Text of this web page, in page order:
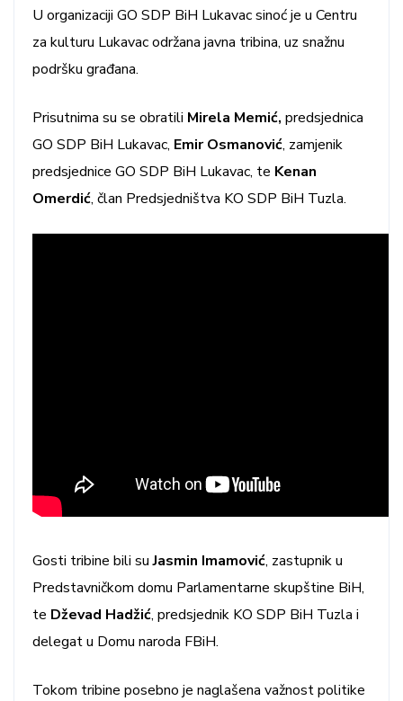
U organizaciji GO SDP BiH Lukavac sinoć je u Centru
za kulturu Lukavac održana javna tribina, uz snažnu
podršku građana.
Prisutnima su se obratili Mirela Memić, predsjednica
GO SDP BiH Lukavac, Emir Osmanović, zamjenik
predsjednice GO SDP BiH Lukavac, te Kenan
Omerdić, član Predsjedništva KO SDP BiH Tuzla.
Gosti tribine bili suJasmin Imamović, zastupnik u
Predstavničkom domu Parlamentarne skupštine BiH,
te Dževad Hadžić, predsjednik KO SDP BiH Tuzla i
delegat u Domu naroda FBiH.
Tokom tribine posebno je naglašena važnost politike